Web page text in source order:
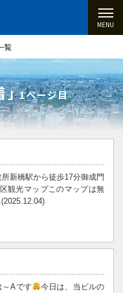
MENU
覧
｣1ページ目
新橋駅から徒歩17分御成門
観光マップこのマップは無
～Aです
今日は、当ビルの